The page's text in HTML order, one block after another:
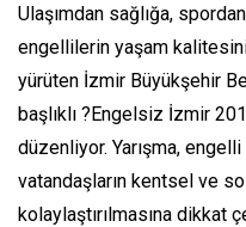
Ulaşımdan sağlığa,
engellilerin yaşam
yürüten İzmir Büyükşehir
başlıklı ?Engelsiz İzmir
düzenliyor. Yarışma,
vatandaşların kentsel ve
kolaylaştırılmasına dikkat